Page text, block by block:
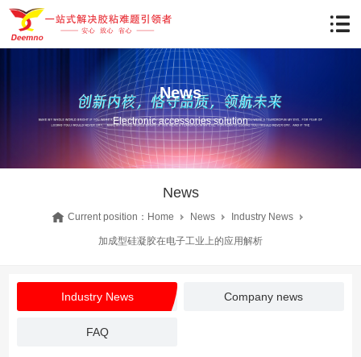
News
Electronic accessories solution
News
Current position： Home News Industry News
加成型硅凝胶在电子工业上的应用解析
Industry News Company news
FAQ